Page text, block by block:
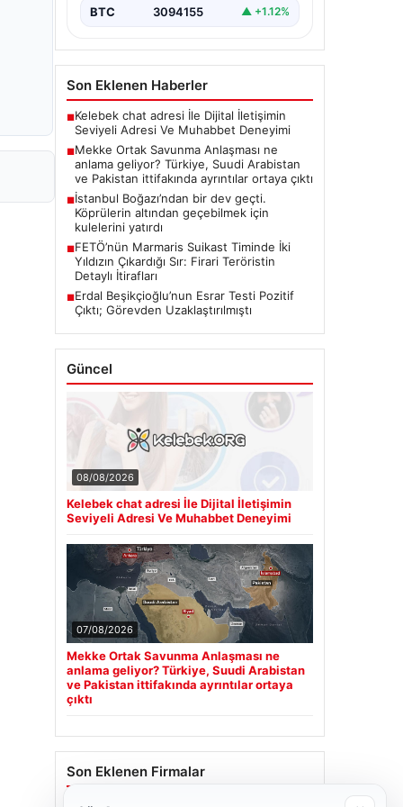
BTC 3094155 ▲ +1.12%
Son Eklenen Haberler
■Kelebek chat adresi İle Dijital İletişimin
Seviyeli Adresi Ve Muhabbet Deneyimi
■Mekke Ortak Savunma Anlaşması ne
anlama geliyor? Türkiye, Suudi Arabistan
ve Pakistan ittifakında ayrıntılar ortaya çıktı
■İstanbul Boğazı’ndan bir dev geçti.
Köprülerin altından geçebilmek için
kulelerini yatırdı
■FETÖ’nün Marmaris Suikast Timinde İki
Yıldızın Çıkardığı Sır: Firari Teröristin
Detaylı İtirafları
■Erdal Beşikçioğlu’nun Esrar Testi Pozitif
Çıktı; Görevden Uzaklaştırılmıştı
Güncel
08/08/2026
Kelebek chat adresi İle Dijital İletişimin
Seviyeli Adresi Ve Muhabbet Deneyimi
07/08/2026
Mekke Ortak Savunma Anlaşması ne
anlama geliyor? Türkiye, Suudi Arabistan
ve Pakistan ittifakında ayrıntılar ortaya
çıktı
Son Eklenen Firmalar